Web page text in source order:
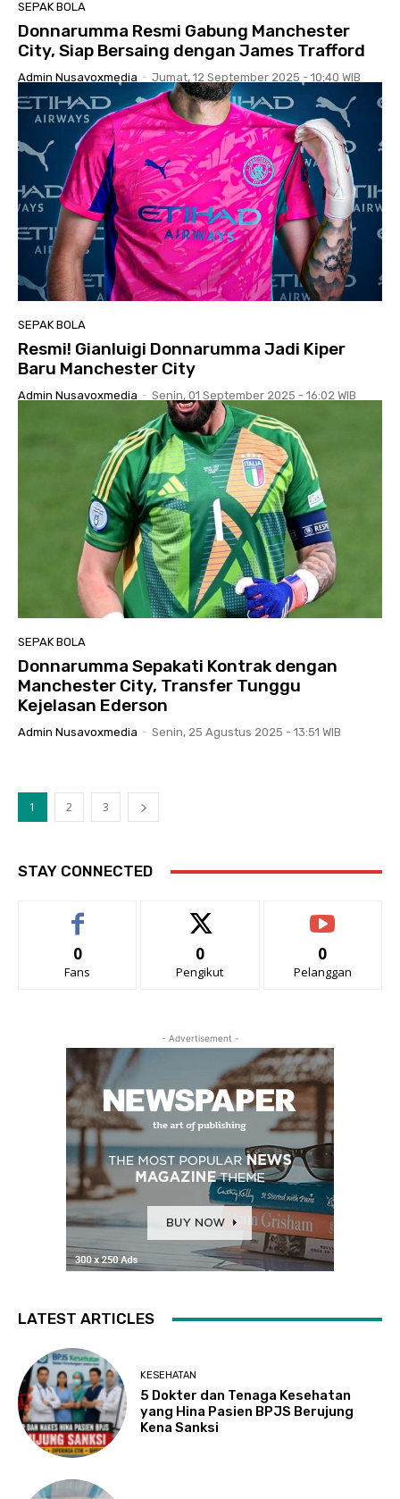
SEPAK BOLA
Donnarumma Resmi Gabung Manchester
City, Siap Bersaing dengan James Trafford
Admin Nusavoxmedia - Jumat, 12 September 2025 - 10:40 WIB
SEPAK BOLA
Resmi! Gianluigi Donnarumma Jadi Kiper
Baru Manchester City
Admin Nusavoxmedia - Senin, 01 September 2025 - 16:02 WIB
SEPAK BOLA
Donnarumma Sepakati Kontrak dengan
Manchester City, Transfer Tunggu
Kejelasan Ederson
Admin Nusavoxmedia - Senin, 25 Agustus 2025 - 13:51 WIB
1 2 3
STAY CONNECTED
0
Fans
0
Pengikut
0
Pelanggan
- Advertisement -
LATEST ARTICLES
KESEHATAN
5 Dokter dan Tenaga Kesehatan
yang Hina Pasien BPJS Berujung
Kena Sanksi